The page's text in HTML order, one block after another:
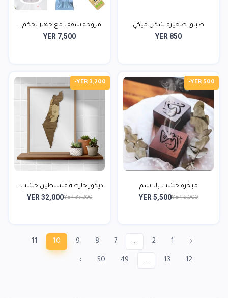
طباق صغيرة شكل ميكي
YER 850
مروحة سقف مع جهاز تحكم...
YER 7,500
-YER 500
مبخرة خشب بالاسم
YER 6,000
YER 5,500
-YER 3,200
ديكور خارطة فلسطين خشب...
YER 35,200
YER 32,000
‹
1
2
...
7
8
9
10
11
12
13
...
49
50
›